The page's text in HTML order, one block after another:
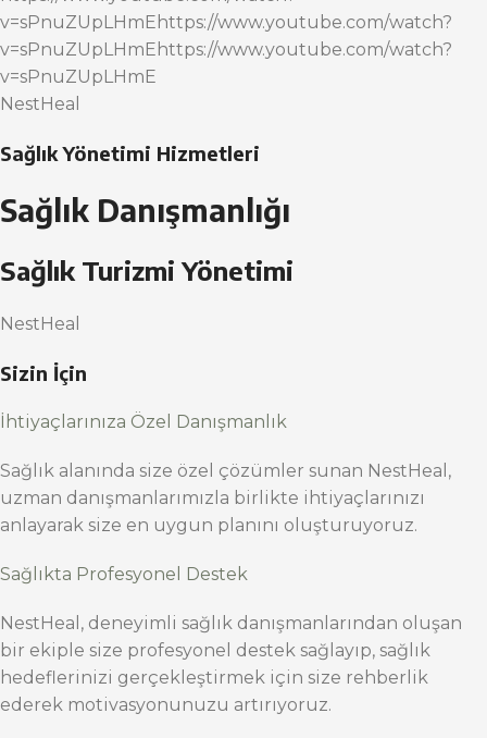
v=sPnuZUpLHmEhttps://www.youtube.com/watch?
v=sPnuZUpLHmEhttps://www.youtube.com/watch?
v=sPnuZUpLHmE
NestHeal
Sağlık Yönetimi Hizmetleri
Sağlık Danışmanlığı
Sağlık Turizmi Yönetimi
NestHeal
Sizin İçin
İhtiyaçlarınıza Özel Danışmanlık
Sağlık alanında size özel çözümler sunan NestHeal,
uzman danışmanlarımızla birlikte ihtiyaçlarınızı
anlayarak size en uygun planını oluşturuyoruz.
Sağlıkta Profesyonel Destek
NestHeal, deneyimli sağlık danışmanlarından oluşan
bir ekiple size profesyonel destek sağlayıp, sağlık
hedeflerinizi gerçekleştirmek için size rehberlik
ederek motivasyonunuzu artırıyoruz.